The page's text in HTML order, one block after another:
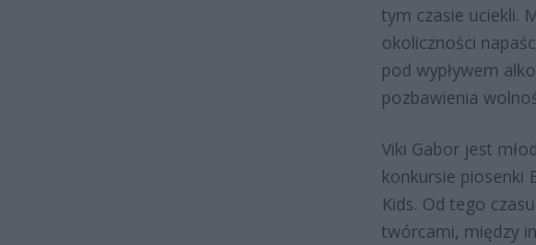
tym czasie uciekli.
okoliczności
pod wypływem
pozbawienia
Viki Gabor jest
konkursie piosenki
Kids. Od tego
twórcami, między